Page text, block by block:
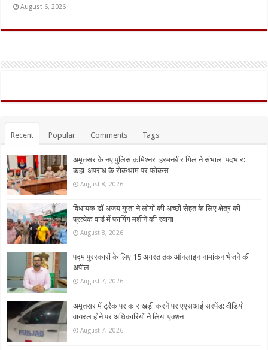
August 6, 2026
Recent Popular Comments Tags
अमृतसर के नए पुलिस कमिश्नर हरमनबीर गिल ने संभाला पदभार:
कहा-अपराध के रोकथाम पर फोकस
August 8, 2026
विधायक डॉ अजय गुप्ता ने लोगों की अच्छी सेहत के लिए क्षेत्र की
प्रत्येक वार्ड में फागिंग मशीने की रवाना
August 8, 2026
पद्म पुरस्कारों के लिए 15 अगस्त तक ऑनलाइन नामांकन भेजने की
अपील
August 7, 2026
अमृतसर में ट्रैक पर कार खड़ी करने पर एएसआई सस्पेंड: वीडियो
वायरल होने पर अधिकारियों ने लिया एक्शन
August 7, 2026